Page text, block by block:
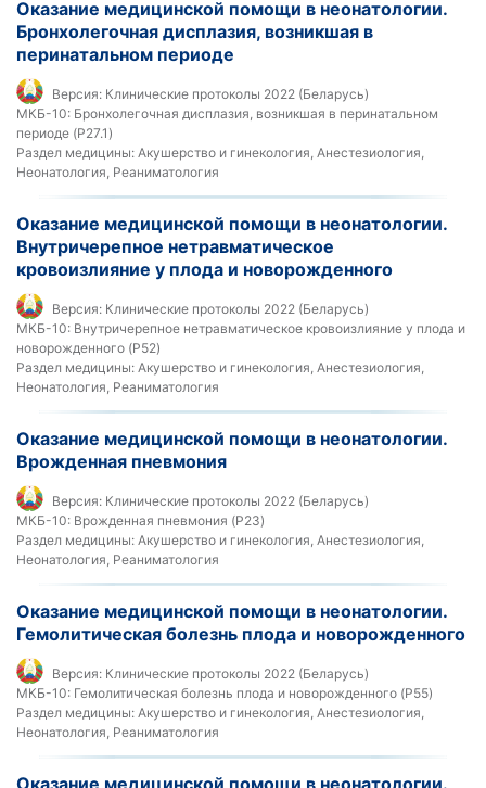
Оказание медицинской помощи в неонатологии.
Бронхолегочная дисплазия, возникшая в
перинатальном периоде
Версия: Клинические протоколы 2022 (Беларусь)
МКБ-10: Бронхолегочная дисплазия, возникшая в перинатальном
периоде (P27.1)
Раздел медицины: Акушерство и гинекология, Анестезиология,
Неонатология, Реаниматология
Оказание медицинской помощи в неонатологии.
Внутричерепное нетравматическое
кровоизлияние у плода и новорожденного
Версия: Клинические протоколы 2022 (Беларусь)
МКБ-10: Внутричерепное нетравматическое кровоизлияние у плода и
новорожденного (P52)
Раздел медицины: Акушерство и гинекология, Анестезиология,
Неонатология, Реаниматология
Оказание медицинской помощи в неонатологии.
Врожденная пневмония
Версия: Клинические протоколы 2022 (Беларусь)
МКБ-10: Врожденная пневмония (P23)
Раздел медицины: Акушерство и гинекология, Анестезиология,
Неонатология, Реаниматология
Оказание медицинской помощи в неонатологии.
Гемолитическая болезнь плода и новорожденного
Версия: Клинические протоколы 2022 (Беларусь)
МКБ-10: Гемолитическая болезнь плода и новорожденного (P55)
Раздел медицины: Акушерство и гинекология, Анестезиология,
Неонатология, Реаниматология
Оказание медицинской помощи в неонатологии.